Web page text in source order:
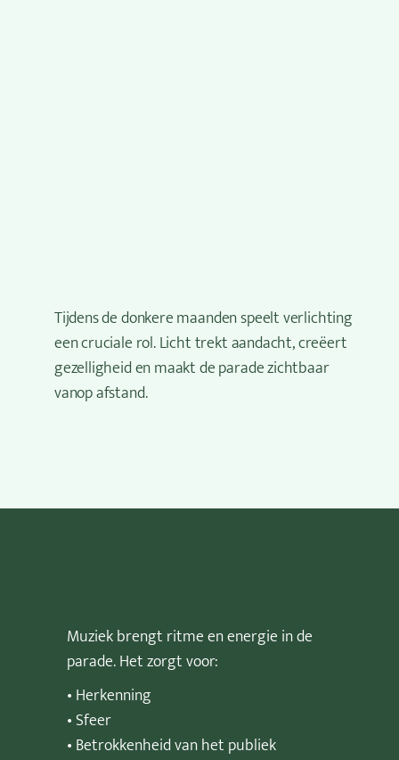
Muziek brengt ritme en energie in de
parade. Het zorgt voor:
• Herkenning
• Sfeer
• Betrokkenheid van het publiek
Tijdens de donkere maanden speelt verlichting
een cruciale rol. Licht trekt aandacht, creëert
gezelligheid en maakt de parade zichtbaar
vanop afstand.